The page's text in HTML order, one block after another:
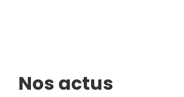
Nos actus